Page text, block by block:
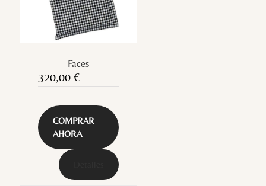
Faces
320,00 €
COMPRAR
AHORA